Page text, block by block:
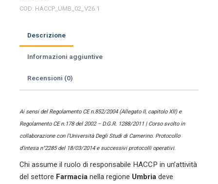
Umbria
quantità
COD: HACCP_UMB_02_V26.1
Descrizione
Informazioni aggiuntive
Recensioni (0)
Ai sensi del Regolamento CE n.852/2004 (Allegato II, capitolo XII) e
Regolamento CE n.178 del 2002 – D.G.R. 1288/2011 | Corso svolto in
collaborazione con l’Università Degli Studi di Camerino. Protocollo
d’intesa n°2285 del 18/03/2014 e successivi protocolli operativi.
Chi assume il ruolo di responsabile HACCP in un’attività
del settore Farmacia nella regione Umbria deve